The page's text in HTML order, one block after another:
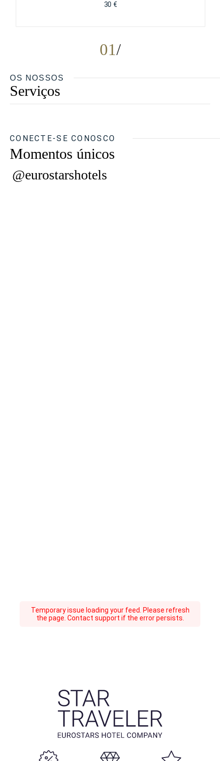
01
30 €
OS NOSSOS
Serviços
CONECTE-SE CONOSCO
Momentos únicos
@eurostarshotels
Temporary issue loading your feed. Please refresh
the page. Contact support if the error persists.